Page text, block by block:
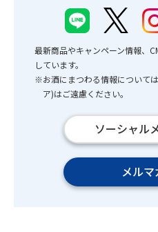
最新商品やキャンペーン情報、
しています。
※お酒にまつわる情報について
ア)はご遠慮ください。
ソーシャル
メル